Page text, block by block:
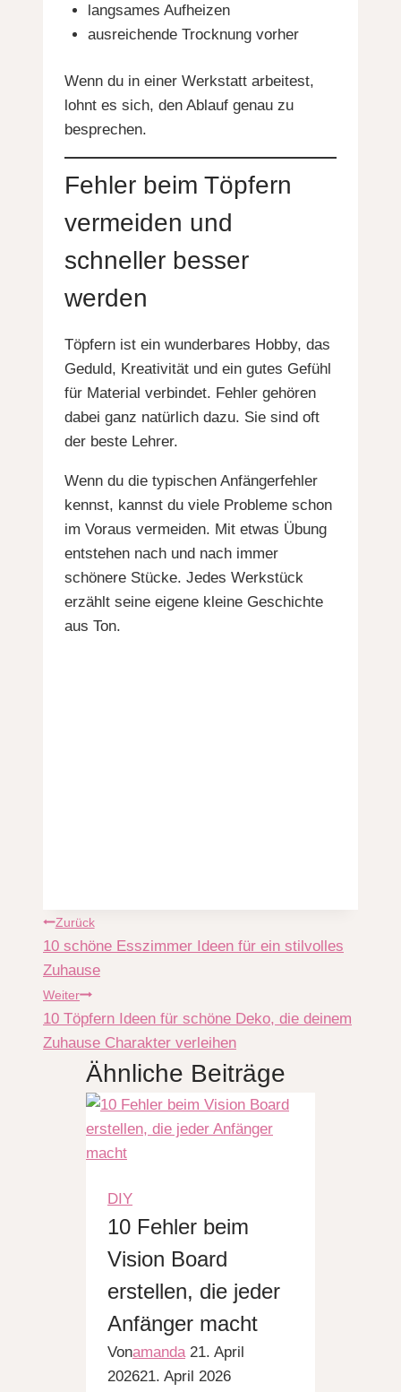
langsames Aufheizen
ausreichende Trocknung vorher
Wenn du in einer Werkstatt arbeitest,
lohnt es sich, den Ablauf genau zu
besprechen.
Fehler beim Töpfern
vermeiden und
schneller besser
werden
Töpfern ist ein wunderbares Hobby, das
Geduld, Kreativität und ein gutes Gefühl
für Material verbindet. Fehler gehören
dabei ganz natürlich dazu. Sie sind oft
der beste Lehrer.
Wenn du die typischen Anfängerfehler
kennst, kannst du viele Probleme schon
im Voraus vermeiden. Mit etwas Übung
entstehen nach und nach immer
schönere Stücke. Jedes Werkstück
erzählt seine eigene kleine Geschichte
aus Ton.
Beitragsnavigation
Zurück
10 schöne Esszimmer Ideen für ein stilvolles
Zuhause
Weiter
10 Töpfern Ideen für schöne Deko, die deinem
Zuhause Charakter verleihen
Ähnliche Beiträge
DIY
10 Fehler beim
Vision Board
erstellen, die jeder
Anfänger macht
Vonamanda 21. April
202621. April 2026